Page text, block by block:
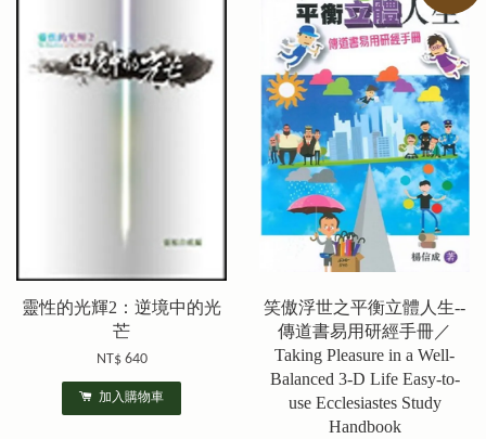
靈性的光輝2：逆境中的光
芒
NT$ 640
加入購物車
笑傲浮世之平衡立體人生--
傳道書易用研經手冊／
Taking Pleasure in a Well-
Balanced 3-D Life Easy-to-
use Ecclesiastes Study
Handbook